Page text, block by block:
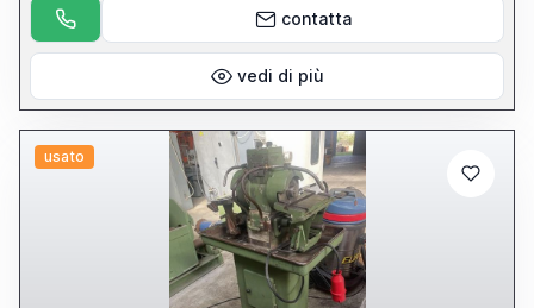
contatta
vedi di più
usato